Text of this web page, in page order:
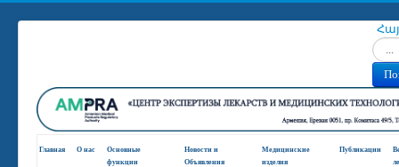
Главная О нас
Основные
функции
Новости и
Oбъявления
Медицинские
изделия
Публикации